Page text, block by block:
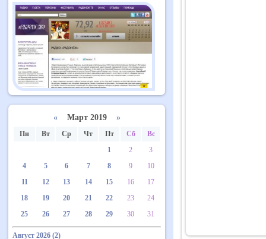
«Март 2019 »
Пн Вт Ср Чт Пт Сб
Вс
1
2
3
4
5 6 7 8 9
10
11
12 13 14 15 16
17
18
19 20 21 22 23
24
25
26 27 28 29 30 31
Август 2026 (2)